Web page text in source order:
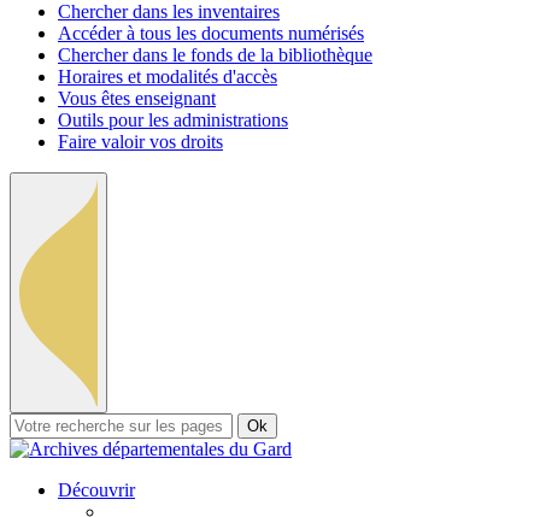
Chercher dans les inventaires
Accéder à tous les documents numérisés
Chercher dans le fonds de la bibliothèque
Horaires et modalités d'accès
Vous êtes enseignant
Outils pour les administrations
Faire valoir vos droits
Ok
Découvrir